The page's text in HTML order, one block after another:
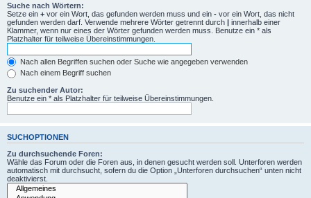
Suche nach Wörtern:
Setze ein + vor ein Wort, das gefunden werden muss und ein - vor ein Wort, das nicht
gefunden werden darf. Verwende mehrere Wörter getrennt durch | innerhalb einer
Klammer, wenn nur eines der Wörter gefunden werden muss. Benutze ein * als
Platzhalter für teilweise Übereinstimmungen.
Nach allen Begriffen suchen oder Suche wie angegeben verwenden
Nach einem Begriff suchen
Zu suchender Autor:
Benutze ein * als Platzhalter für teilweise Übereinstimmungen.
SUCHOPTIONEN
Zu durchsuchende Foren:
Wähle das Forum oder die Foren aus, in denen gesucht werden soll. Unterforen werden
automatisch mit durchsucht, sofern du die Option „Unterforen durchsuchen“ unten nicht
deaktivierst.